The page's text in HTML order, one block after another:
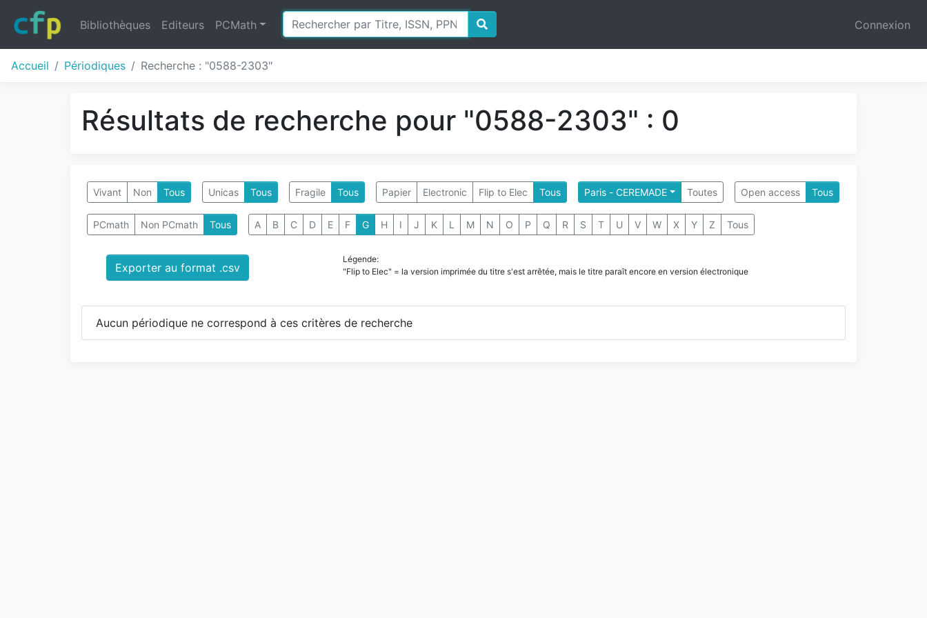
Bibliothèques Editeurs PCMath Connexion
Accueil Périodiques Recherche : "0588-2303"
Résultats de recherche pour "0588-2303" : 0
Vivant Non Tous Unicas Tous Fragile Tous Papier Electronic Flip to Elec Tous Paris - CEREMADE Toutes Open access Tous
PCmath Non PCmath Tous A B C D E F G H I J K L M N O P Q R S T U V W X Y Z Tous
Exporter au format .csv
Légende:
"Flip to Elec" = la version imprimée du titre s'est arrêtée, mais le titre paraît encore en version électronique
Aucun périodique ne correspond à ces critères de recherche